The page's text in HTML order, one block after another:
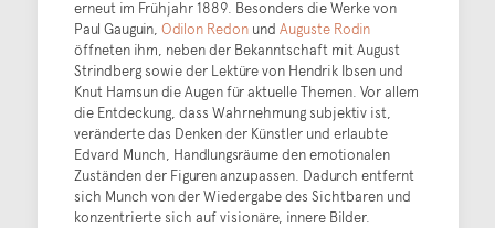
erneut im Frühjahr 1889. Besonders die Werke von
Paul Gauguin, Odilon Redonund Auguste Rodin
öffneten ihm, neben der Bekanntschaft mit August
Strindberg sowie der Lektüre von Hendrik Ibsen und
Knut Hamsun die Augen für aktuelle Themen. Vor allem
die Entdeckung, dass Wahrnehmung subjektiv ist,
veränderte das Denken der Künstler und erlaubte
Edvard Munch, Handlungsräume den emotionalen
Zuständen der Figuren anzupassen. Dadurch entfernt
sich Munch von der Wiedergabe des Sichtbaren und
konzentrierte sich auf visionäre, innere Bilder.